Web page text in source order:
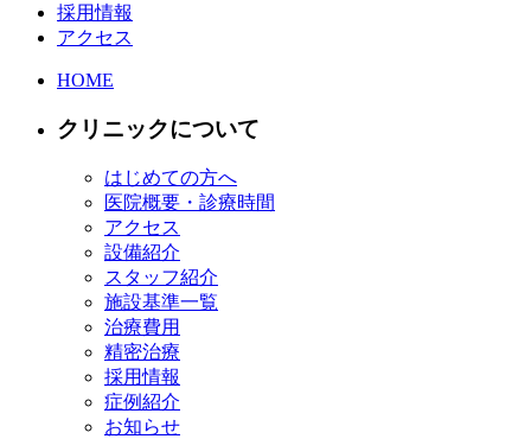
採用情報
アクセス
HOME
クリニックについて
はじめての方へ
医院概要・診療時間
アクセス
設備紹介
スタッフ紹介
施設基準一覧
治療費用
精密治療
採用情報
症例紹介
お知らせ